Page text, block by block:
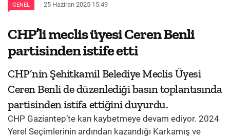
GENEL 25 Haziran 2025 15:49
CHP’li meclis üyesi Ceren Benli
partisinden istife etti
CHP’nin Şehitkamil Belediye Meclis Üyesi
Ceren Benli de düzenlediği basın toplantısında
partisinden istifa ettiğini duyurdu.
CHP Gaziantep’te kan kaybetmeye devam ediyor. 2024
Yerel Seçimlerinin ardından kazandığı Karkamış ve